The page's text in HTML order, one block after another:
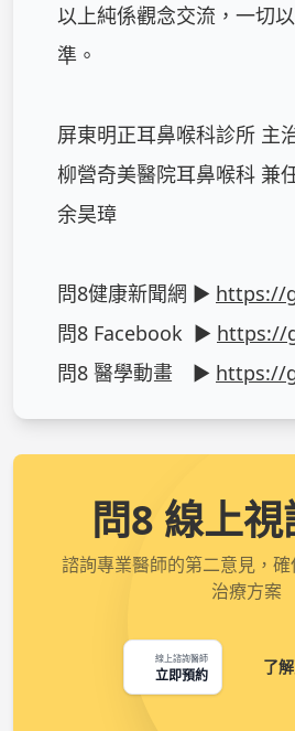
以上純係觀念交流，一切
準。
屏東明正耳鼻喉科診所 主
柳營奇美醫院耳鼻喉科 兼
余昊璋
問8健康新聞網 ► https://
問8 Facebook  ► https://
問8 醫學動畫　► https://
問8 線上
諮詢專業醫師的第二意見，
治療方案
線上諮詢醫師
立即預約 了